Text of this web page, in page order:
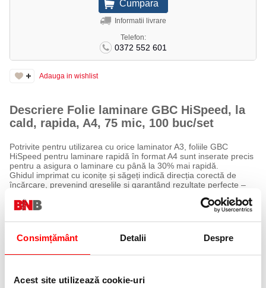
Consimțământ Detalii Despre
Acest site utilizează cookie-uri
Informatii livrare
Telefon:
0372 552 601
Adauga in wishlist
Descriere Folie laminare GBC HiSpeed, la
cald, rapida, A4, 75 mic, 100 buc/set
Potrivite pentru utilizarea cu orice laminator A3, foliile GBC
HiSpeed pentru laminare rapidă în format A4 sunt inserate precis
pentru a asigura o laminare cu până la 30% mai rapidă.
Ghidul imprimat cu iconițe și săgeți indică direcția corectă de
încărcare, prevenind greșelile și garantând rezultate perfecte –
Caracteristici:
Laminare accelerată cu ajutorul tehnologiei GBC HiSpeed
Folie pentru laminare la cald, format A4, 75 microni
Ghid vizual cu săgeți și iconițe pentru direcționare corectă
laminare